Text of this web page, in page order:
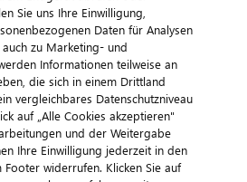
Sie uns
Sie uns Ihre Einwilligung,
Daten für Analysen
zu Marketing- und
Informationen teilweise an
die sich in einem Drittland
vergleichbares Datenschutzniveau
auf „Alle Cookies akzeptieren"
und der Weitergabe
Ihre Einwilligung jederzeit in den
Footer widerrufen. Klicken Sie auf